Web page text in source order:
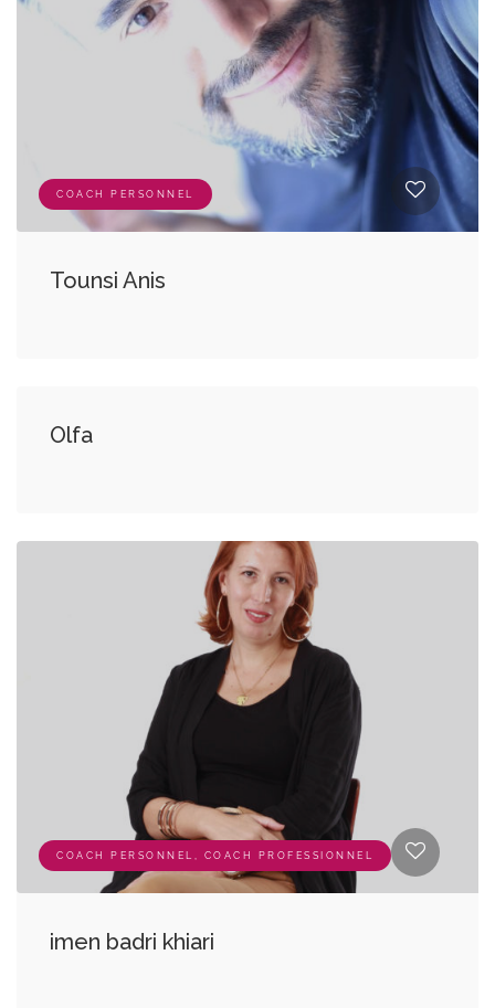
COACH PERSONNEL
Tounsi Anis
Olfa
COACH PERSONNEL, COACH PROFESSIONNEL
imen badri khiari